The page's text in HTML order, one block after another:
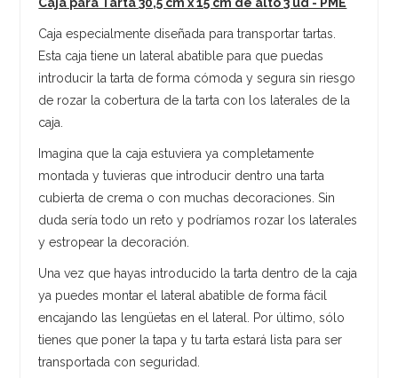
Caja especialmente diseñada para transportar tartas.
Esta caja tiene un lateral abatible para que puedas
introducir la tarta de forma cómoda y segura sin riesgo
de rozar la cobertura de la tarta con los laterales de la
caja.
Imagina que la caja estuviera ya completamente
montada y tuvieras que introducir dentro una tarta
cubierta de crema o con muchas decoraciones. Sin
duda sería todo un reto y podríamos rozar los laterales
y estropear la decoración.
Una vez que hayas introducido la tarta dentro de la caja
ya puedes montar el lateral abatible de forma fácil
encajando las lengüetas en el lateral. Por último, sólo
tienes que poner la tapa y tu tarta estará lista para ser
transportada con seguridad.